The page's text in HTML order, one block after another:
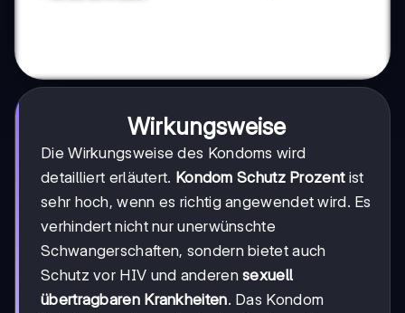
Wirkungsweise
Die Wirkungsweise des Kondoms wird
detailliert erläutert. Kondom Schutz Prozentist
sehr hoch, wenn es richtig angewendet wird. Es
verhindert nicht nur unerwünschte
Schwangerschaften, sondern bietet auch
Schutz vor HIV und anderensexuell
übertragbaren Krankheiten. Das Kondom